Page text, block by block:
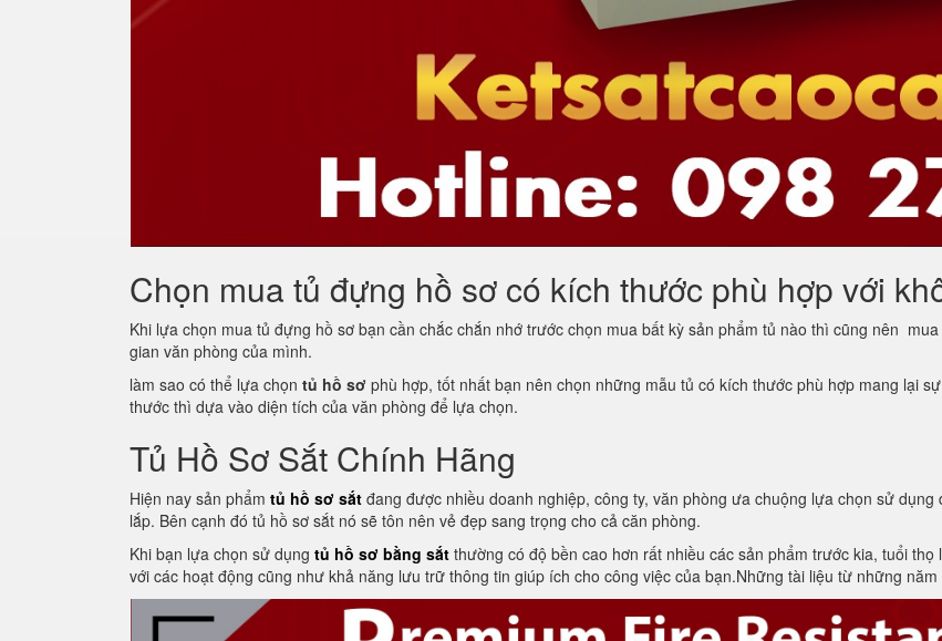
Chọn mua tủ đựng hồ sơ có kích thước phù hợp với
Khi lựa chọn mua tủ đựng hồ sơ bạn cần chắc chắn nhớ trước chọn mua bất kỳ sản phẩm tủ nào thì cũng nên
gian văn phòng của mình.
làm sao có thể lựa chọn tủ hồ sơ phù hợp, tốt nhất bạn nên chọn những mẫu tủ có kích thước phù hợp mang lại
thước thì dựa vào diện tích của văn phòng để lựa chọn.
Tủ Hồ Sơ Sắt Chính Hãng
Hiện nay sản phẩm tủ hồ sơ sắt đang được nhiều doanh nghiệp, công ty, văn phòng ưa chuộng lựa chọn sử
lắp. Bên cạnh đó tủ hồ sơ sắt nó sẽ tôn nên vẻ đẹp sang trọng cho cả căn phòng.
Khi bạn lựa chọn sử dụng tủ hồ sơ bằng sắt thường có độ bền cao hơn rất nhiều các sản phẩm trước kia, tuổi
với các hoạt động cũng như khả năng lưu trữ thông tin giúp ích cho công việc của bạn.Những tài liệu từ những